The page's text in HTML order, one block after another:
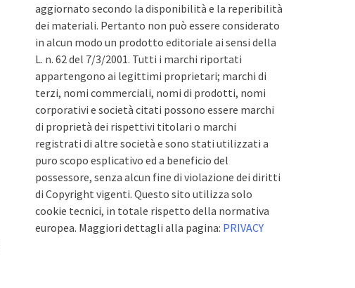
aggiornato secondo la disponibilità e la reperibilità
dei materiali. Pertanto non può essere considerato
in alcun modo un prodotto editoriale ai sensi della
L. n. 62 del 7/3/2001. Tutti i marchi riportati
appartengono ai legittimi proprietari; marchi di
terzi, nomi commerciali, nomi di prodotti, nomi
corporativi e società citati possono essere marchi
di proprietà dei rispettivi titolari o marchi
registrati di altre società e sono stati utilizzati a
puro scopo esplicativo ed a beneficio del
possessore, senza alcun fine di violazione dei diritti
di Copyright vigenti. Questo sito utilizza solo
cookie tecnici, in totale rispetto della normativa
europea. Maggiori dettagli alla pagina: PRIVACY